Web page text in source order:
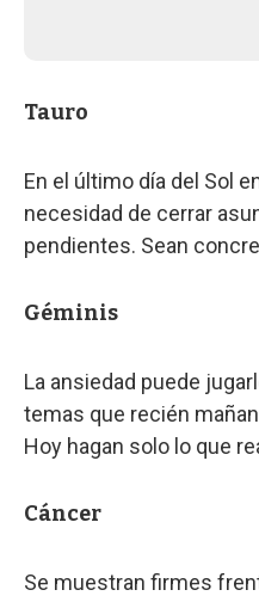
Tauro
En el último día del Sol
necesidad de cerrar
pendientes. Sean
Géminis
La ansiedad puede
temas que recién
Hoy hagan solo lo que
Cáncer
Se muestran firmes